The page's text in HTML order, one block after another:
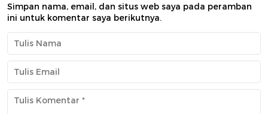
Simpan nama, email, dan situs web saya pada peramban
ini untuk komentar saya berikutnya.